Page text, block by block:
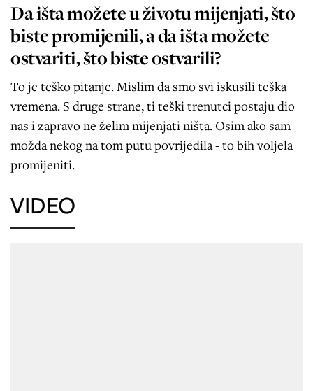
Da išta možete u životu mijenjati, što
biste promijenili, a da išta možete
ostvariti, što biste ostvarili?
To je teško pitanje. Mislim da smo svi iskusili teška
vremena. S druge strane, ti teški trenutci postaju dio
nas i zapravo ne želim mijenjati ništa. Osim ako sam
možda nekog na tom putu povrijedila - to bih voljela
promijeniti.
VIDEO